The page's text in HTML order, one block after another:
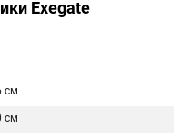
Exegate
см
см